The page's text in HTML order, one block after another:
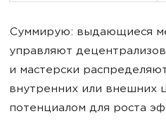
Суммирую: выдающиеся
управляют
и мастерски
внутренних или внешних
потенциалом для роста